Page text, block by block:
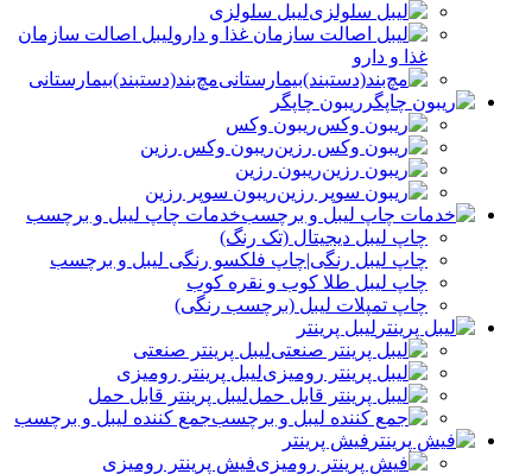
لیبل سلولزی
لیبل اصالت سازمان
غذا و دارو
مچ‌بند(دستبند)بیمارستانی
ریبون چاپگر
ریبون وکس
ریبون وکس رزین
ریبون رزین
ریبون سوپر رزین
خدمات چاپ لیبل و برچسب
چاپ لیبل دیجیتال (تک رنگ)
چاپ لیبل رنگی|چاپ فلکسو رنگی لیبل و برچسب
چاپ لیبل طلا کوب و نقره‌ کوب
چاپ تمپلات لیبل (برچسب رنگی)
لیبل پرینتر
لیبل پرینتر صنعتی
لیبل پرینتر رومیزی
لیبل پرینتر قابل حمل
جمع کننده لیبل و برچسب
فیش پرینتر
فیش پرینتر رومیزی